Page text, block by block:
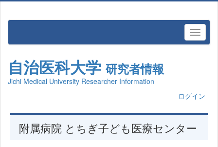
自治医科大学 研究者情報
Jichi Medical University Researcher Information
ログイン
附属病院 とちぎ子ども医療センター